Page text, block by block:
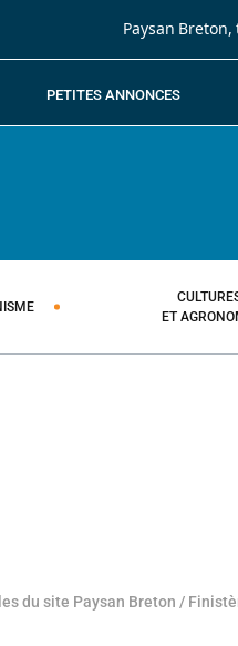
Paysan Breton,
PETITES ANNONCES
ET
du site Paysan Breton /